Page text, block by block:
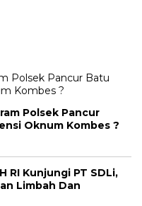
Polsek Pancur
Oknum Kombes ?
RI Kunjungi PT SDLi,
Limbah Dan